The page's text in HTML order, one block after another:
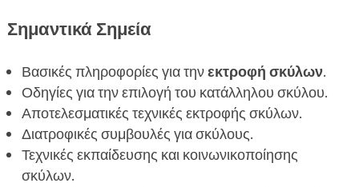
Η σχέση ανθρώπου και σκύλου
Σημαντικά Σημεία
Βασικές πληροφορίες για τηνεκτροφή σκύλων.
Οδηγίες για την επιλογή του κατάλληλου σκύλου.
Αποτελεσματικές τεχνικές εκτροφής σκύλων.
Διατροφικές συμβουλές για σκύλους.
Τεχνικές εκπαίδευσης και κοινωνικοποίησης
σκύλων.